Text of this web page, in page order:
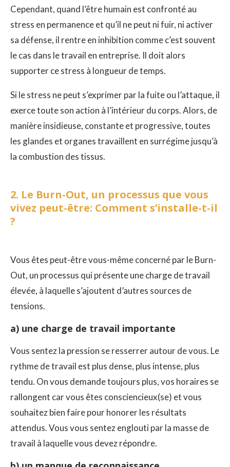
Cependant, quand l’être humain est confronté au
stress en permanence et qu’il ne peut ni fuir, ni activer
sa défense, il rentre en inhibition comme c’est souvent
le cas dans le travail en entreprise. Il doit alors
supporter ce stress à longueur de temps.
Si le stress ne peut s’exprimer par la fuite ou l’attaque, il
exerce toute son action à l’intérieur du corps. Alors, de
manière insidieuse, constante et progressive, toutes
les glandes et organes travaillent en surrégime jusqu’à
la combustion des tissus.
2. Le Burn-Out, un processus que vous
vivez peut-être: Comment s’installe-t-il
?
Vous êtes peut-être vous-même concerné par le Burn-
Out, un processus qui présente une charge de travail
élevée, à laquelle s’ajoutent d’autres sources de
tensions.
a) une charge de travail importante
Vous sentez la pression se resserrer autour de vous. Le
rythme de travail est plus dense, plus intense, plus
tendu. On vous demande toujours plus, vos horaires se
rallongent car vous êtes consciencieux(se) et vous
souhaitez bien faire pour honorer les résultats
attendus. Vous vous sentez englouti par la masse de
travail à laquelle vous devez répondre.